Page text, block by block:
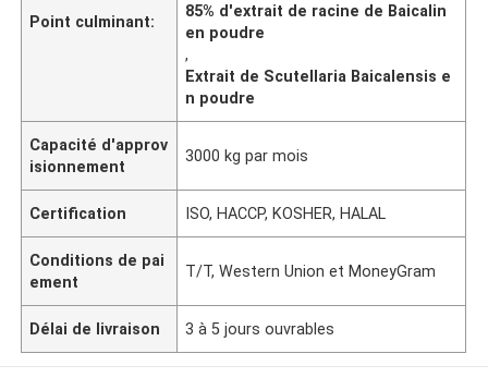
Point culminant:
85% d'extrait de racine de Baicalin
en poudre
,
Extrait de Scutellaria Baicalensis e
n poudre
Capacité d'approv
isionnement
3000 kg par mois
Certification ISO, HACCP, KOSHER, HALAL
Conditions de pai
ement
T/T, Western Union et MoneyGram
Délai de livraison 3 à 5 jours ouvrables